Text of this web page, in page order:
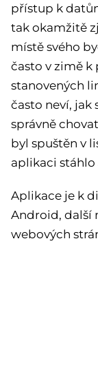
přístup k
tak okamžitě
místě svého
často v zimě k
stanovených
často neví, jak
správně
byl spuštěn v
aplikaci stáhlo
Aplikace je k
Android, další
webových